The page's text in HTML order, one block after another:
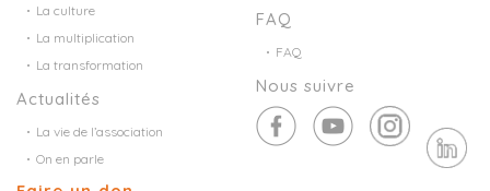
La culture
La multiplication
La transformation
Actualités
La vie de l’association
On en parle
FAQ
FAQ
Nous suivre